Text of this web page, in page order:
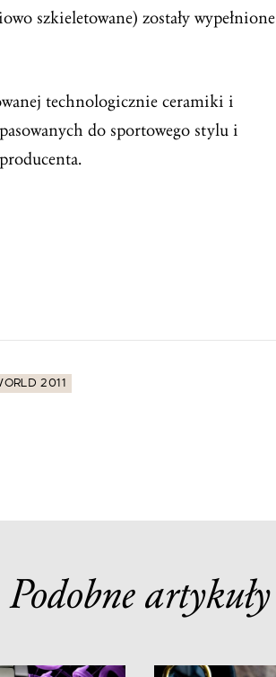
szkieletowane) zostały wypełnione
technologicznie ceramiki i
do sportowego stylu i
2011
Podobne artykuły